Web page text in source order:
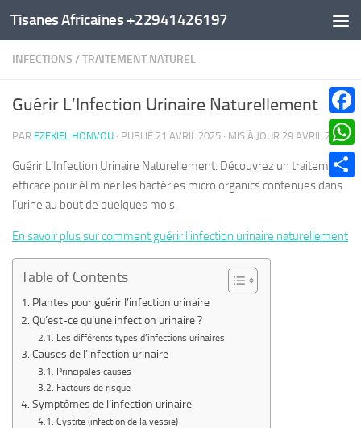
Au dessous du contenu
Tisanes Africaines +22941426197
INFECTIONS /TRAITEMENT NATUREL
Guérir L’Infection Urinaire Naturellement
PAR EZEKIEL HONVOU · PUBLIÉ 21 AVRIL 2025 · MIS À JOUR 29 AVRIL 2025
Guérir L’Infection Urinaire Naturellement. Découvrez un traitement
efficace pour éliminer les bactéries micro organics contenues dans
l’urine au bout de quelques mois.
En savoir plus sur comment guérir l’infection urinaire naturellement
Table of Contents
Plantes pour guérir l’infection urinaire
Qu’est-ce qu’une infection urinaire ?
Les différents types d’infections urinaires
Causes de l’infection urinaire
Principales causes
Facteurs de risque
Symptômes de l’infection urinaire
Cystite (infection de la vessie)